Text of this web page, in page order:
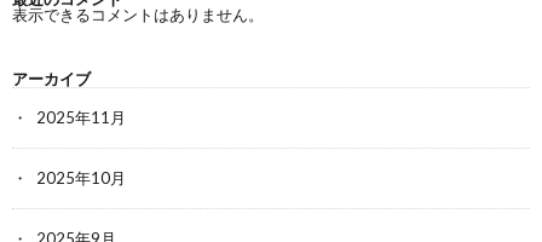
表示できるコメントはありません。
アーカイブ
2025年11月
2025年10月
2025年9月